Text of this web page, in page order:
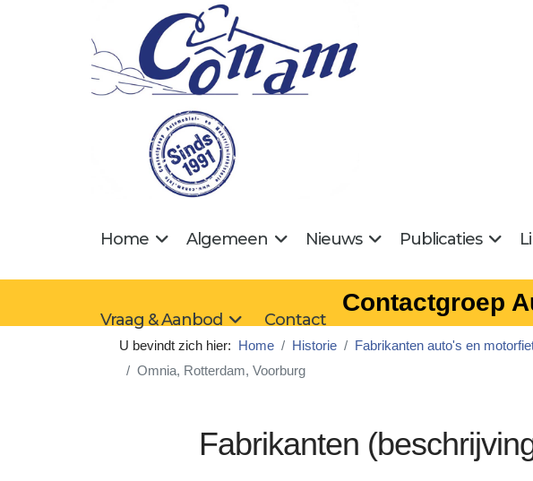
Home Algemeen Nieuws Publicaties
Vraag & Aanbod Contact
Contactgroep
U bevindt zich hier: Home Historie Fabrikanten auto's en
Omnia, Rotterdam, Voorburg
Fabrikanten